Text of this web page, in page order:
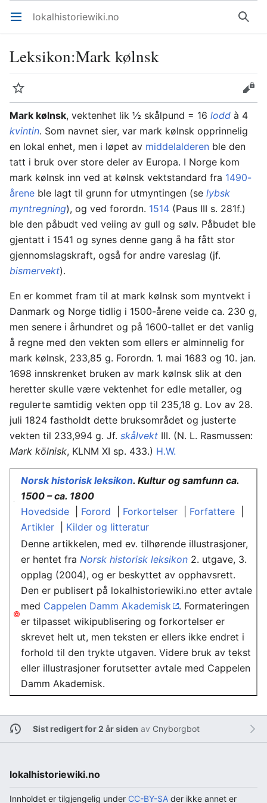
Åpne hovedmenyen lokalhistoriewiki.no Søk
Leksikon:Mark kølnsk
Overvåk
Rediger
Mark kølnsk, vektenhet lik ½ skålpund = 16 lodd à 4
kvintin. Som navnet sier, var mark kølnsk opprinnelig
en lokal enhet, men i løpet av middelalderen ble den
tatt i bruk over store deler av Europa. I Norge kom
mark kølnsk inn ved at kølnsk vektstandard fra 1490-
årene ble lagt til grunn for utmyntingen (se lybsk
myntregning), og ved forordn. 1514 (Paus III s. 281f.)
ble den påbudt ved veiing av gull og sølv. Påbudet ble
gjentatt i 1541 og synes denne gang å ha fått stor
gjennomslagskraft, også for andre vareslag (jf.
bismervekt).
En er kommet fram til at mark kølnsk som myntvekt i
Danmark og Norge tidlig i 1500-årene veide ca. 230 g,
men senere i århundret og på 1600-tallet er det vanlig
å regne med den vekten som ellers er al­minnelig for
mark kølnsk, 233,85 g. Forordn. 1. mai 1683 og 10. jan.
1698 innskrenket bruken av mark kølnsk slik at den
heretter skulle være vektenhet for edle metaller, og
regulerte samtidig vekten opp til 235,18 g. Lov av 28.
juli 1824 fastholdt dette bruksområdet og justerte
vekten til 233,994 g. Jf. skålvekt III. (N. L. Rasmussen:
Mark kölnisk, KLNM XI sp. 433.) H.W.
Norsk historisk leksikon. Kultur og samfunn ca.
1500 – ca. 1800
Hovedside| Forord Forkortelser| Forfattere|
Artikler| Kilder og litteratur
Denne artikkelen, med ev. tilhørende illustrasjoner,
er hentet fra Norsk historisk leksikon2. utgave, 3.
opplag (2004), og er beskyttet av opphavsrett.
Den er publisert på lokalhistoriewiki.no etter avtale
med Cappelen Damm Akademisk
. Formateringen
er tilpasset wikipublisering og forkortelser er
skrevet helt ut, men teksten er ellers ikke endret i
forhold til den trykte utgaven. Videre bruk av tekst
eller illustrasjoner forutsetter avtale med Cappelen
Damm Akademisk.
Sist redigert for 2 år siden av Cnyborgbot
lokalhistoriewiki.no
Innholdet er tilgjengelig under CC-BY-SA der ikke annet er